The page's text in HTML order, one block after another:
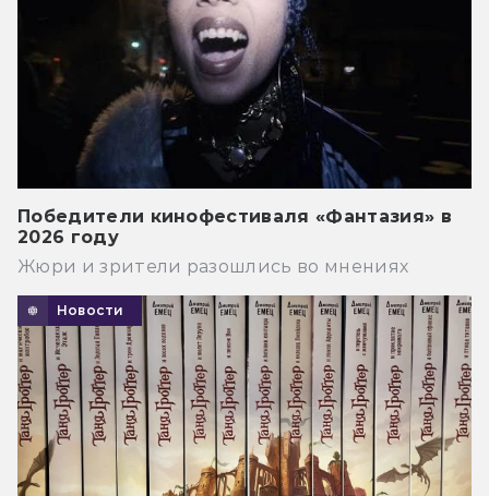
Победители кинофестиваля «Фантазия» в
2026 году
Жюри и зрители разошлись во мнениях
Новости